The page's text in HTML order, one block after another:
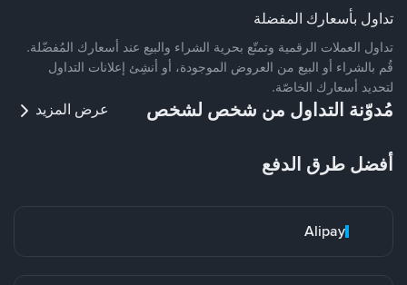
تداول بأسعارك المفضلة
تداول العملات الرقمية وتمتّع بحرية الشراء والبيع عند أسعارك المُفضّلة.
قُم بالشراء أو البيع من العروض الموجودة، أو أنشِئ إعلانات التداول
لتحديد أسعارك الخاصّة.
مُدوّنة التداول من شخص لشخص عرض المزيد
أفضل طرق الدفع
Alipay